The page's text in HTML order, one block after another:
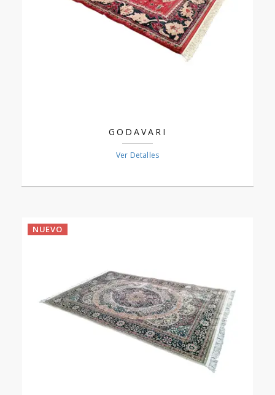
GODAVARI
Ver Detalles
NUEVO